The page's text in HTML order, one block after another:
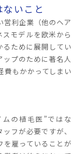
いこと
営利企業（他のヘア
モデルを欧米から
るために展開してい
プのために著名人
費もかかってしまい
の植毛医”ではな
フが必要ですが、
雇っていることが